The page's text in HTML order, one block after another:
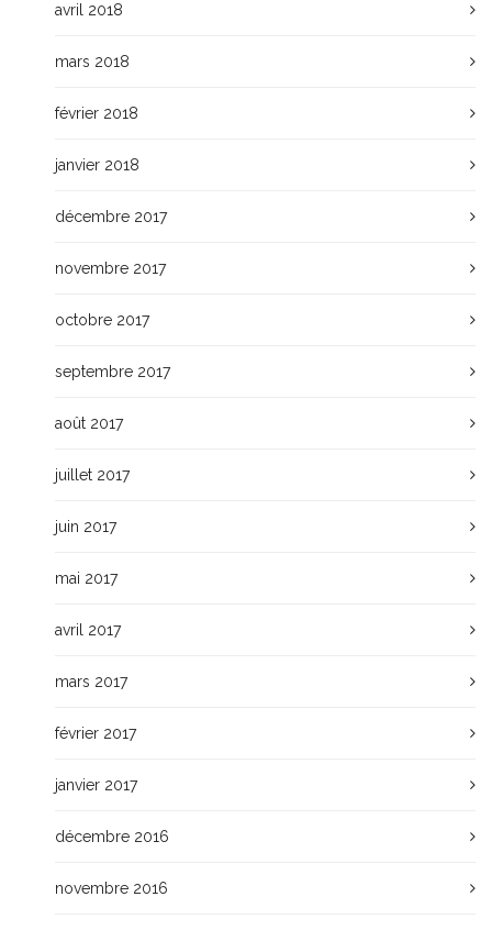
avril 2018
mars 2018
février 2018
janvier 2018
décembre 2017
novembre 2017
octobre 2017
septembre 2017
août 2017
juillet 2017
juin 2017
mai 2017
avril 2017
mars 2017
février 2017
janvier 2017
décembre 2016
novembre 2016